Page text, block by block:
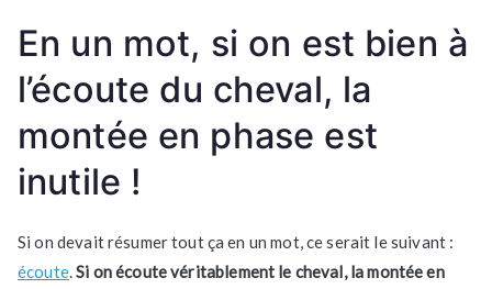
En un mot, si on est bien à
l’écoute du cheval, la
montée en phase est
inutile !
Si on devait résumer tout ça en un mot, ce serait le suivant :
écoute.Si on écoute véritablement le cheval, la montée en